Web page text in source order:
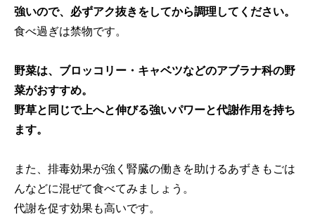
強いので、必ずアク抜きをしてから調理してください。
食べ過ぎは禁物です。
野菜は、ブロッコリー・キャベツなどのアブラナ科の野
菜がおすすめ。
野草と同じで上へと伸びる強いパワーと代謝作用を持ち
ます。
また、排毒効果が強く腎臓の働きを助けるあずきもごは
んなどに混ぜて食べてみましょう。
代謝を促す効果も高いです。